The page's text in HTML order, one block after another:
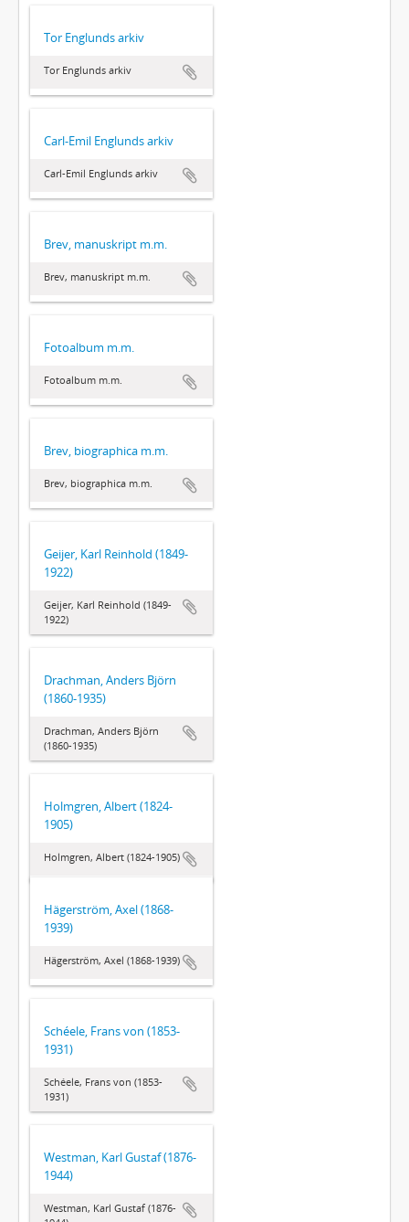
Tor Englunds arkiv
Tor Englunds arkiv
Carl-Emil Englunds arkiv
Carl-Emil Englunds arkiv
Brev, manuskript m.m.
Brev, manuskript m.m.
Fotoalbum m.m.
Fotoalbum m.m.
Brev, biographica m.m.
Brev, biographica m.m.
Geijer, Karl Reinhold (1849-
1922)
Geijer, Karl Reinhold (1849-
1922)
Drachman, Anders Björn
(1860-1935)
Drachman, Anders Björn
(1860-1935)
Holmgren, Albert (1824-
1905)
Holmgren, Albert (1824-1905)
Hägerström, Axel (1868-
1939)
Hägerström, Axel (1868-1939)
Schéele, Frans von (1853-
1931)
Schéele, Frans von (1853-
1931)
Westman, Karl Gustaf (1876-
1944)
Westman, Karl Gustaf (1876-